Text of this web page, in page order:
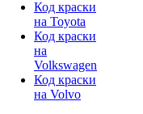
Код краски
на Toyota
Код краски
на
Volkswagen
Код краски
на Volvo